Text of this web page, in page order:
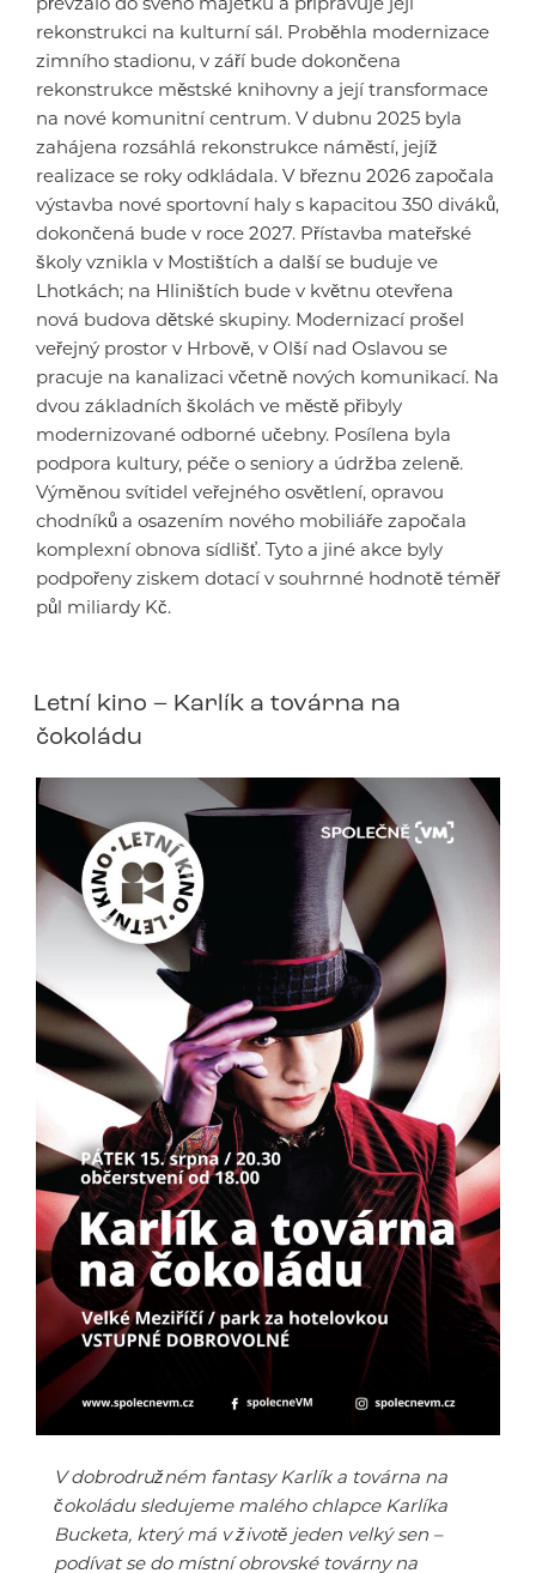
rekonstrukci na kulturní sál. Proběhla modernizace
zimního stadionu, v září bude dokončena
rekonstrukce městské knihovny a její transformace
na nové komunitní centrum. V dubnu 2025 byla
zahájena rozsáhlá rekonstrukce náměstí, jejíž
realizace se roky odkládala. V březnu 2026 započala
výstavba nové sportovní haly s kapacitou 350 diváků,
dokončená bude v roce 2027. Přístavba mateřské
školy vznikla v Mostištích a další se buduje ve
Lhotkách; na Hliništích bude v květnu otevřena
nová budova dětské skupiny. Modernizací prošel
veřejný prostor v Hrbově, v Olší nad Oslavou se
pracuje na kanalizaci včetně nových komunikací. Na
dvou základních školách ve městě přibyly
modernizované odborné učebny. Posílena byla
podpora kultury, péče o seniory a údržba zeleně.
Výměnou svítidel veřejného osvětlení, opravou
chodníků a osazením nového mobiliáře započala
komplexní obnova sídlišť. Tyto a jiné akce byly
podpořeny ziskem dotací v souhrnné hodnotě téměř
půl miliardy Kč.
Letní kino – Karlík a továrna na
čokoládu
V dobrodružném fantasy Karlík a továrna na
čokoládu sledujeme malého chlapce Karlíka
Bucketa, který má v životě jeden velký sen –
podívat se do místní obrovské továrny na